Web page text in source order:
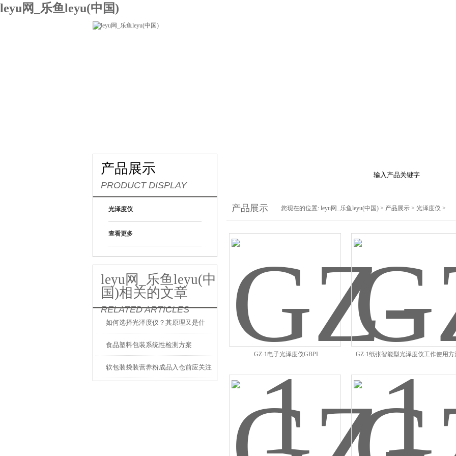
leyu网_乐鱼leyu(中国)
产品展示
PRODUCT DISPLAY
光泽度仪
查看更多
leyu网_乐鱼leyu(中
国)相关的文章
RELATED ARTICLES
如何选择光泽度仪？其原理又是什
么？
食品塑料包装系统性检测方案
软包装袋装营养粉成品入仓前应关注
产品展示 您现在的位置: leyu网_乐鱼leyu(中国) > 产品展示 > 光泽度仪 >
GZ-1电子光泽度仪GBPI GZ-1纸张智能型光泽度仪工作使用方